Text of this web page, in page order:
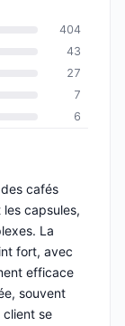
404
43
27
7
6
cafés
capsules,
La
fort, avec
efficace
souvent
client se